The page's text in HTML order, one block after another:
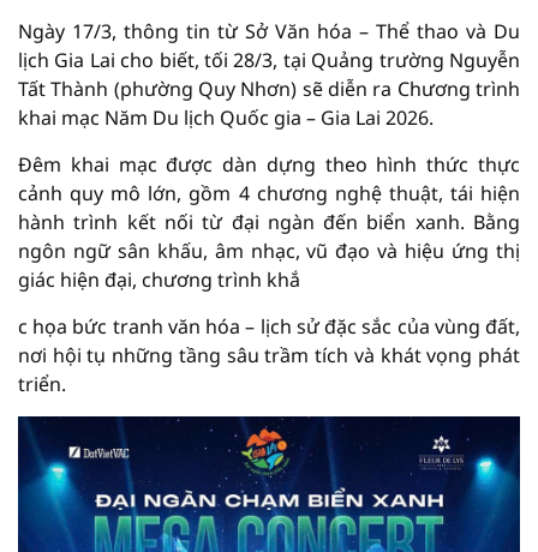
Ngày 17/3, thông tin từ Sở Văn hóa – Thể thao và Du
lịch Gia Lai cho biết, tối 28/3, tại Quảng trường Nguyễn
Tất Thành (phường Quy Nhơn) sẽ diễn ra Chương trình
khai mạc Năm Du lịch Quốc gia – Gia Lai 2026.
Đêm khai mạc được dàn dựng theo hình thức thực
cảnh quy mô lớn, gồm 4 chương nghệ thuật, tái hiện
hành trình kết nối từ đại ngàn đến biển xanh. Bằng
ngôn ngữ sân khấu, âm nhạc, vũ đạo và hiệu ứng thị
giác hiện đại, chương trình khắ
c họa bức tranh văn hóa – lịch sử đặc sắc của vùng đất,
nơi hội tụ những tầng sâu trầm tích và khát vọng phát
triển.